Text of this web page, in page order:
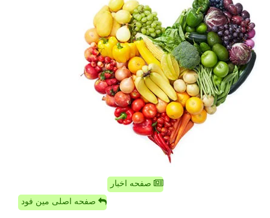
صفحه اخبار
صفحه اصلی مین فود